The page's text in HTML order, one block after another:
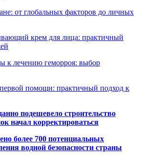
от глобальных факторов до личных
крем для лица: практичный
к лечению геморроя: выбор
помощи: практичный подход к
подешевело строительство
начал корректироваться
более 700 потенциальных
водной безопасности страны